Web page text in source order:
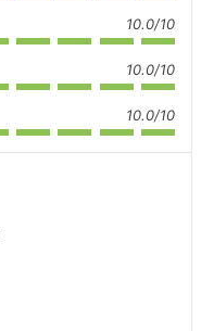
10.0/10
10.0/10
10.0/10